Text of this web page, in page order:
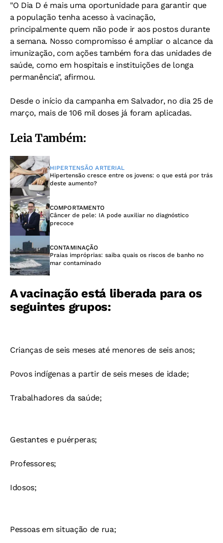
"O Dia D é mais uma oportunidade para garantir que
a população tenha acesso à vacinação,
principalmente quem não pode ir aos postos durante
a semana. Nosso compromisso é ampliar o alcance da
imunização, com ações também fora das unidades de
saúde, como em hospitais e instituições de longa
permanência", afirmou.
Desde o início da campanha em Salvador, no dia 25 de
março, mais de 106 mil doses já foram aplicadas.
Leia Também:
HIPERTENSÃO ARTERIAL
Hipertensão cresce entre os jovens: o que está por trás
deste aumento?
COMPORTAMENTO
Câncer de pele: IA pode auxiliar no diagnóstico
precoce
CONTAMINAÇÃO
Praias impróprias: saiba quais os riscos de banho no
mar contaminado
A vacinação está liberada para os
seguintes grupos:
Crianças de seis meses até menores de seis anos;
Povos indígenas a partir de seis meses de idade;
Trabalhadores da saúde;
Gestantes e puérperas;
Professores;
Idosos;
Pessoas em situação de rua;